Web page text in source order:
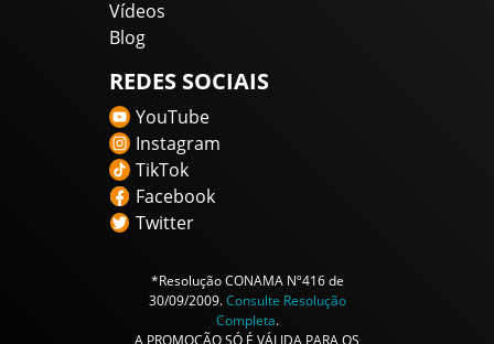
Vídeos
Blog
REDES SOCIAIS
YouTube
Instagram
TikTok
Facebook
Twitter
*Resolução CONAMA Nº416 de
30/09/2009.Consulte Resolução
Completa.
A PROMOÇÃO SÓ É VÁLIDA PARA OS